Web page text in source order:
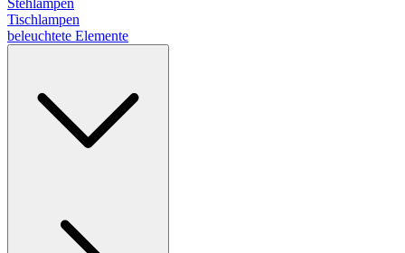
Stehlampen
Tischlampen
beleuchtete Elemente